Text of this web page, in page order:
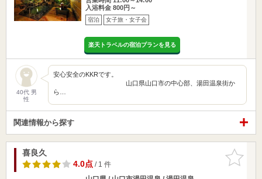
入浴料金 800円～
宿泊 女子旅・女子会
楽天トラベルの宿泊プランを見る
40代 男
性
安心安全のKKRです。
山口県山口市の中心部、湯田温泉街か
ら…
関連情報から探す
お気に入
りに追加
喜良久
4.0点/ 1 件